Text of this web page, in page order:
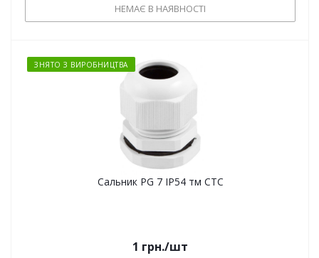
НЕМАЄ В НАЯВНОСТІ
ЗНЯТО З ВИРОБНИЦТВА
Сальник PG 7 IP54 тм СТС
1 грн./шт